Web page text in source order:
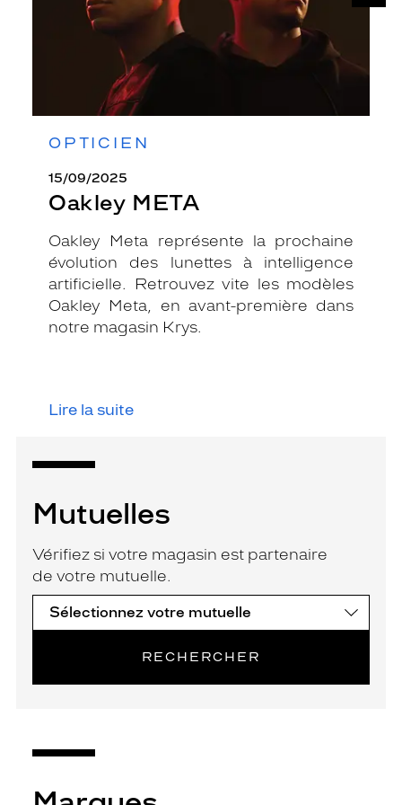
OPTICIEN
15/09/2025
Oakley META
Oakley Meta représente la prochaine
évolution des lunettes à intelligence
artificielle. Retrouvez vite les modèles
Oakley Meta, en avant-première dans
notre magasin Krys.
Lire la suite
Mutuelles
Vérifiez si votre magasin est partenaire
de votre mutuelle.
RECHERCHER